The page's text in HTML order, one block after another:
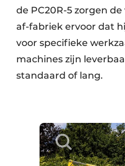
de PC20R-5 zorgen
af-fabriek ervoor dat
voor specifieke
machines zijn
standaard of lang.